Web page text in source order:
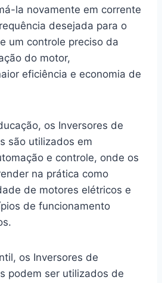
la novamente em corrente
desejada para o
um controle preciso da
do motor,
eficiência e economia de
os Inversores de
são utilizados em
e controle, onde os
na prática como
de motores elétricos e
de funcionamento
os Inversores de
podem ser utilizados de